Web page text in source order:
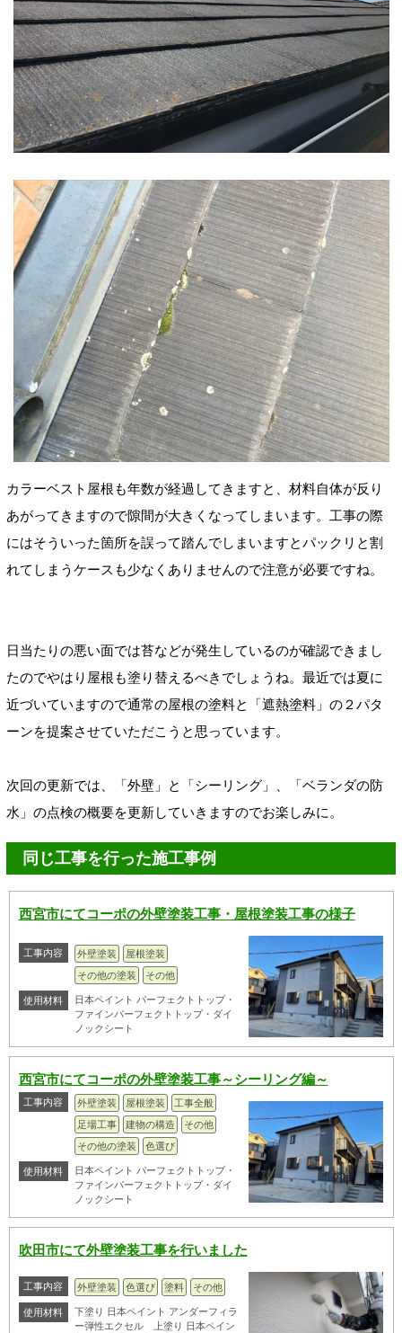
カラーベスト屋根も年数が経過してきますと、材料自体が反り
あがってきますので隙間が大きくなってしまいます。工事の際
にはそういった箇所を誤って踏んでしまいますとパックリと割
れてしまうケースも少なくありませんので注意が必要ですね。
日当たりの悪い面では苔などが発生しているのが確認できまし
たのでやはり屋根も塗り替えるべきでしょうね。最近では夏に
近づいていますので通常の屋根の塗料と「遮熱塗料」の２パタ
ーンを提案させていただこうと思っています。
次回の更新では、「外壁」と「シーリング」、「ベランダの防
水」の点検の概要を更新していきますのでお楽しみに。
同じ工事を行った施工事例
西宮市にてコーポの外壁塗装工事・屋根塗装工事の様子
工事内容 外壁塗装
屋根塗装
その他の塗装
その他
使用材料
日本ペイント パーフェクトトップ・
ファインパーフェクトトップ・ダイ
ノックシート
西宮市にてコーポの外壁塗装工事～シーリング編～
工事内容 外壁塗装 屋根塗装
工事全般
足場工事
建物の構造
その他
その他の塗装
色選び
使用材料
日本ペイント パーフェクトトップ・
ファインパーフェクトトップ・ダイ
ノックシート
吹田市にて外壁塗装工事を行いました
工事内容 外壁塗装 色選び 塗料 その他
使用材料
下塗り 日本ペイント アンダーフィラ
ー弾性エクセル 上塗り 日本ペイン